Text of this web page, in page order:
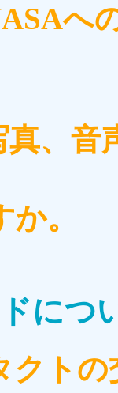
へ
、音
。
につ
クト